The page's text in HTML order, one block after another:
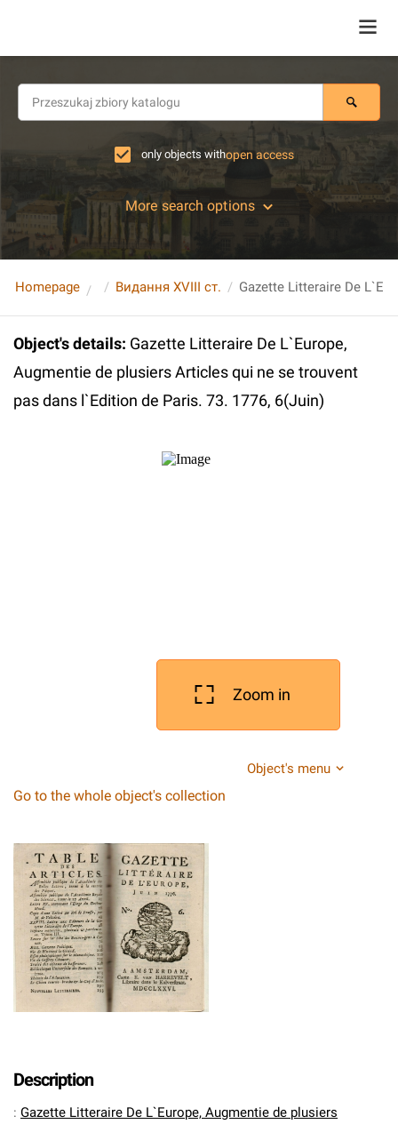
only objects withopen access
More search options
Homepage Видання XVIII ст.
Object's details: Gazette Litteraire De L`Europe,
Augmentie de plusiers Articles qui ne se trouvent
pas dans l`Edition de Paris. 73. 1776, 6(Juin)
Zoom in
Object's menu
Go to the whole object's collection
Description
: Gazette Litteraire De L`Europe, Augmentie de plusiers